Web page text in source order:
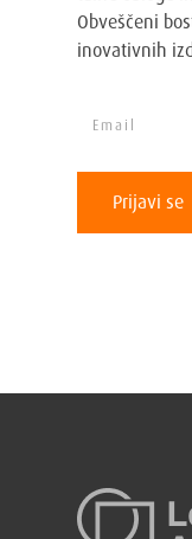
Obveščeni
inovativnih
Prijavi se